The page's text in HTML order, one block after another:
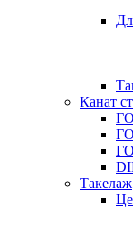
Канат
Такелаж